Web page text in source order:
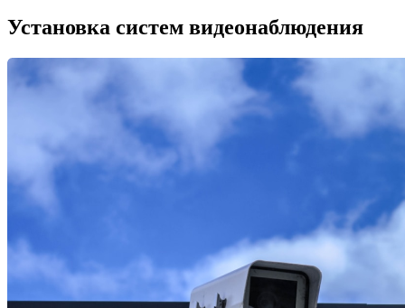
Установка систем видеонаблюдения